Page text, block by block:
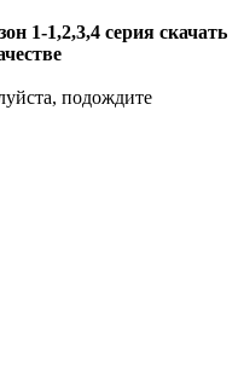
1-1,2,3,4 серия скачать
подождите